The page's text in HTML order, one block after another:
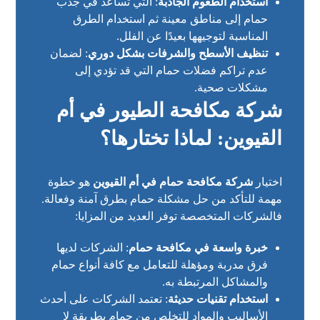
حمام إلى مناطق معينة ثم استخدام الطرق
المناسبة لتوجيهها بعيدًا عن الفلل.
تنظيف الأسطح والشرفات بشكل دوري: لضمان
عدم تراكم فضلات حمام التي قد تؤدي إلى
مشكلات صحية.
شركة مكافحة الطيور في أم
القيوين: لماذا تختارها؟
اختيارشركة مكافحة حمام في أم القيوين هو خطوة
مهمة للتأكد من حل مشكلة حمام بطرق آمنة وفعالة.
فالشركات المتخصصة توفر العديد من المزايا:
خبرة واسعة في مكافحة حمام: الشركات لديها
فرق مدربة ومؤهلة للتعامل مع كافة أنواع حمام
والمشاكل المرتبطة به.
استخدام تقنيات حديثة: تعتمد الشركات على أحدث
الأساليب والمواد للتخلص من حمام بطريقة لا